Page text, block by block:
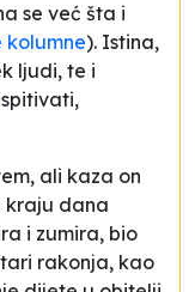
se već šta i
). Istina,
ljudi, te i
ali kaza on
kraju dana
i zumira, bio
rakonja, kao